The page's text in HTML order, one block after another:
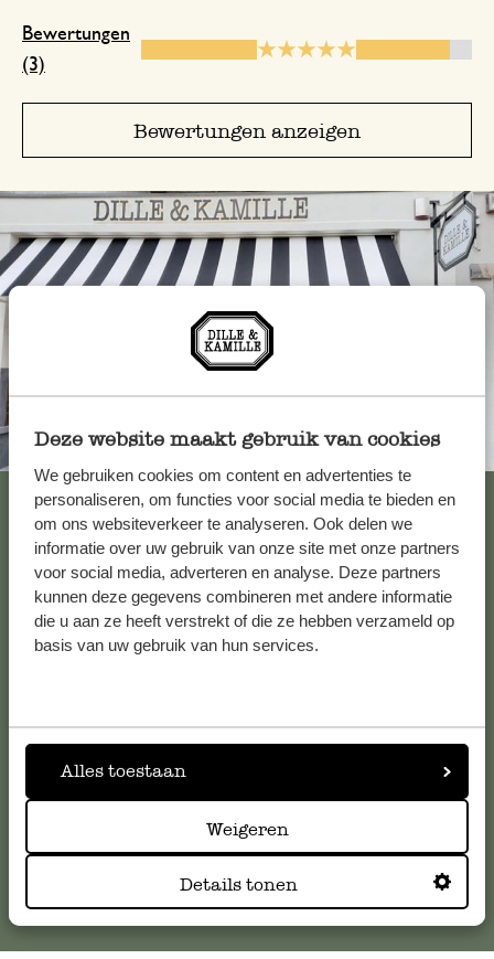
Deze website maakt gebruik van cookies
We gebruiken cookies om content en advertenties te
personaliseren, om functies voor social media te bieden en
om ons websiteverkeer te analyseren. Ook delen we
informatie over uw gebruik van onze site met onze partners
voor social media, adverteren en analyse. Deze partners
kunnen deze gegevens combineren met andere informatie
die u aan ze heeft verstrekt of die ze hebben verzameld op
basis van uw gebruik van hun services.
Alles toestaan
Weigeren
Details tonen
Bewertungen
(3)
Bewertungen anzeigen
Immer in der Nähe
Alle 62 Geschäfte anzeigen
Kundenservice/Hilfe
Falls Sie Fragen haben oder Tipps und Hilfe brauchen, wenden
kundenservice@dille-kamille.de